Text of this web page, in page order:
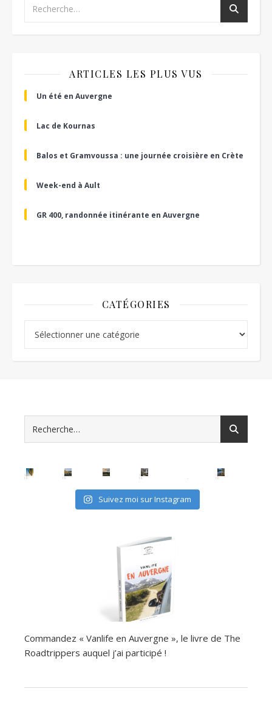
ARTICLES LES PLUS VUS
Un été en Auvergne
Lac de Kournas
Balos et Gramvoussa : une journée croisière en Crète
Week-end à Ault
GR 400, randonnée itinérante en Auvergne
CATÉGORIES
Suivez moi sur Instagram
Commandez « Vanlife en Auvergne », le livre de The
Roadtrippers auquel j’ai participé !